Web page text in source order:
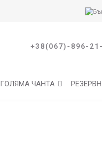
+38(067)-896-
ГОЛЯМА ЧАНТА